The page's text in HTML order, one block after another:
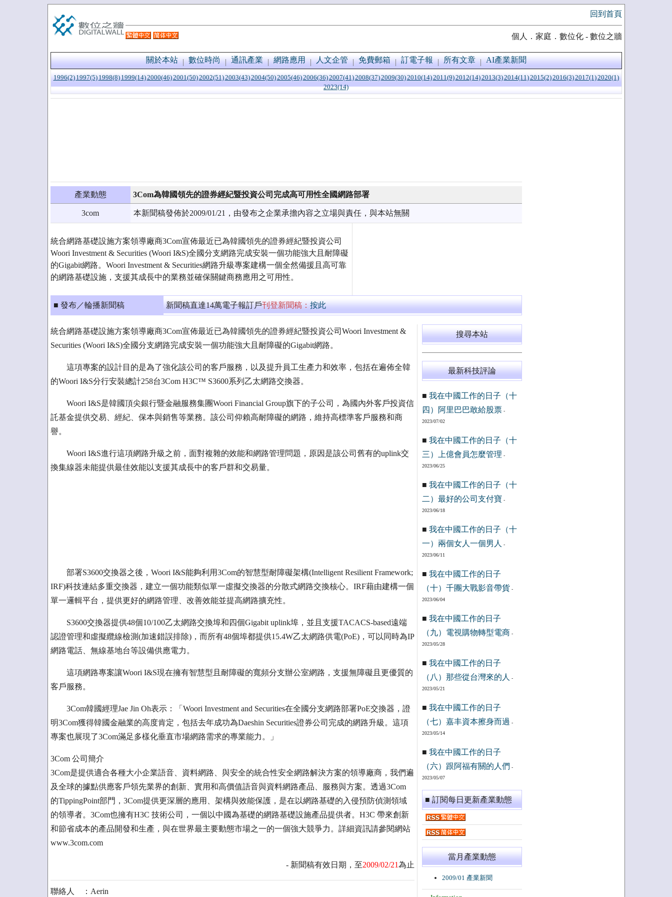
回到首頁
個人．家庭．數位化 - 數位之牆
關於本站 數位時尚 通訊產業 網路應用 人文企管 免費郵箱 訂電子報 所有文章 AI產業新聞
1996(2) 1997(5) 1998(8) 1999(14)2000(46)2001(50)2002(51)2003(43)2004(50)2005(46)2006(36)2007(41)2008(37)2009(30)2010(14)2011(9)2012(14)2013(3)2014(11)2015(2)2016(3)2017(1)2020(1)
2023(14)
產業動態 3Com為韓國領先的證券經紀暨投資公司完成高可用性全國網路部署
3com 本新聞稿發佈於2009/01/21，由發布之企業承擔內容之立場與責任，與本站無關
統合網路基礎設施方案領導廠商3Com宣佈最近已為韓國領先的證券經紀暨投資公司
Woori Investment & Securities (Woori I&S)全國分支網路完成安裝一個功能強大且耐障礙
的Gigabit網路。Woori Investment & Securities網路升級專案建構一個全然備援且高可靠
的網路基礎設施，支援其成長中的業務並確保關鍵商務應用之可用性。
■ 發布／輪播新聞稿 新聞稿直達14萬電子報訂戶刊登新聞稿：按此
統合網路基礎設施方案領導廠商3Com宣佈最近已為韓國領先的證券經紀暨投資公司Woori Investment &
Securities (Woori I&S)全國分支網路完成安裝一個功能強大且耐障礙的Gigabit網路。
這項專案的設計目的是為了強化該公司的客戶服務，以及提升員工生產力和效率，包括在遍佈全韓
的Woori I&S分行安裝總計258台3Com H3C™ S3600系列乙太網路交換器。
Woori I&S是韓國頂尖銀行暨金融服務集團Woori Financial Group旗下的子公司，為國內外客戶投資信
託基金提供交易、經紀、保本與銷售等業務。該公司仰賴高耐障礙的網路，維持高標準客戶服務和商
譽。
Woori I&S進行這項網路升級之前，面對複雜的效能和網路管理問題，原因是該公司舊有的uplink交
換集線器未能提供最佳效能以支援其成長中的客戶群和交易量。
部署S3600交換器之後，Woori I&S能夠利用3Com的智慧型耐障礙架構(Intelligent Resilient Framework;
IRF)科技連結多重交換器，建立一個功能類似單一虛擬交換器的分散式網路交換核心。IRF藉由建構一個
單一邏輯平台，提供更好的網路管理、改善效能並提高網路擴充性。
S3600交換器提供48個10/100乙太網路交換埠和四個Gigabit uplink埠，並且支援TACACS-based遠端
認證管理和虛擬纜線檢測(加速錯誤排除)，而所有48個埠都提供15.4W乙太網路供電(PoE)，可以同時為IP
網路電話、無線基地台等設備供應電力。
這項網路專案讓Woori I&S現在擁有智慧型且耐障礙的寬頻分支辦公室網路，支援無障礙且更優質的
客戶服務。
3Com韓國經理Jae Jin Oh表示：「Woori Investment and Securities在全國分支網路部署PoE交換器，證
明3Com獲得韓國金融業的高度肯定，包括去年成功為Daeshin Securities證券公司完成的網路升級。這項
專案也展現了3Com滿足多樣化垂直市場網路需求的專業能力。」
3Com 公司簡介
3Com是提供適合各種大小企業語音、資料網路、與安全的統合性安全網路解決方案的領導廠商，我們遍
及全球的據點供應客戶領先業界的創新、實用和高價值語音與資料網路產品、服務與方案。透過3Com
的TippingPoint部門，3Com提供更深層的應用、架構與效能保護，是在以網路基礎的入侵預防偵測領域
的領導者。3Com也擁有H3C 技術公司，一個以中國為基礎的網路基礎設施產品提供者。H3C 帶來創新
和節省成本的產品開發和生產，與在世界最主要動態市場之一的一個強大競爭力。詳細資訊請參閱網站
www.3com.com
- 新聞稿有效日期，至2009/02/21為止
聯絡人 ：Aerin
搜尋本站
最新科技評論
■ 我在中國工作的日子（十
四）阿里巴巴敢給股票-
2023/07/02
■ 我在中國工作的日子（十
三）上億會員怎麼管理 -
2023/06/25
■ 我在中國工作的日子（十
二）最好的公司支付寶 -
2023/06/18
■ 我在中國工作的日子（十
一）兩個女人一個男人
-
2023/06/11
■ 我在中國工作的日子
（十）千團大戰影音帶貨 -
2023/06/04
■ 我在中國工作的日子
（九）電視購物轉型電商 -
2023/05/28
■ 我在中國工作的日子
（八）那些從台灣來的人
-
2023/05/21
■ 我在中國工作的日子
（七）嘉丰資本擦身而過 -
2023/05/14
■ 我在中國工作的日子
（六）跟阿福有關的人們 -
2023/05/07
■ 訂閱每日更新產業動態
當月產業動態
2009/01 產業新聞